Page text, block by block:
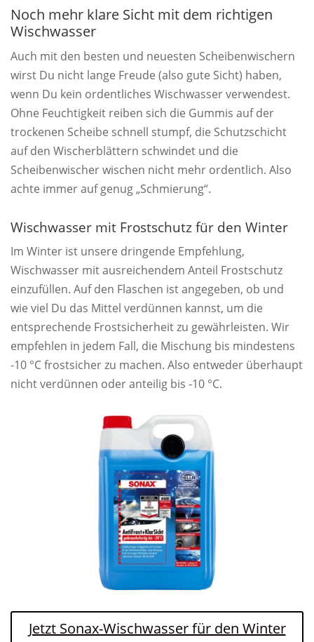
Noch mehr klare Sicht mit dem richtigen
Wischwasser
Auch mit den besten und neuesten Scheibenwischern
wirst Du nicht lange Freude (also gute Sicht) haben,
wenn Du kein ordentliches Wischwasser verwendest.
Ohne Feuchtigkeit reiben sich die Gummis auf der
trockenen Scheibe schnell stumpf, die Schutzschicht
auf den Wischerblättern schwindet und die
Scheibenwischer wischen nicht mehr ordentlich. Also
achte immer auf genug „Schmierung“.
Wischwasser mit Frostschutz für den Winter
Im Winter ist unsere dringende Empfehlung,
Wischwasser mit ausreichendem Anteil Frostschutz
einzufüllen. Auf den Flaschen ist angegeben, ob und
wie viel Du das Mittel verdünnen kannst, um die
entsprechende Frostsicherheit zu gewährleisten. Wir
empfehlen in jedem Fall, die Mischung bis mindestens
-10 °C frostsicher zu machen. Also entweder überhaupt
nicht verdünnen oder anteilig bis -10 °C.
Jetzt Sonax-Wischwasser für den Winter